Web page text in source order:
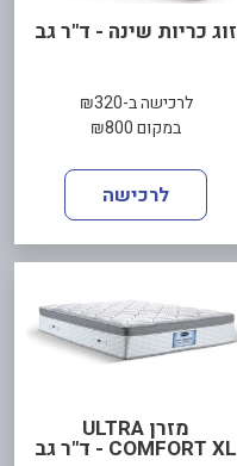
זוג כריות שינה - ד"ר גב
לרכישה ב-₪320
במקום ₪800
לרכישה
מזרן ULTRA
COMFORT XL - ד"ר גב